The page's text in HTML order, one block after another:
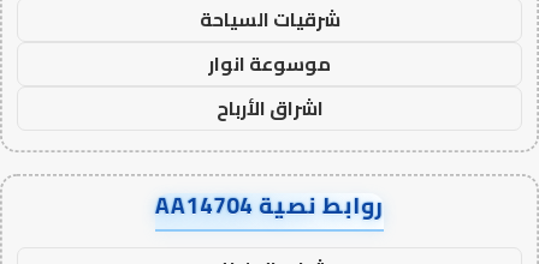
شرقيات السياحة
موسوعة انوار
اشراق الأرباح
روابط نصية AA14704